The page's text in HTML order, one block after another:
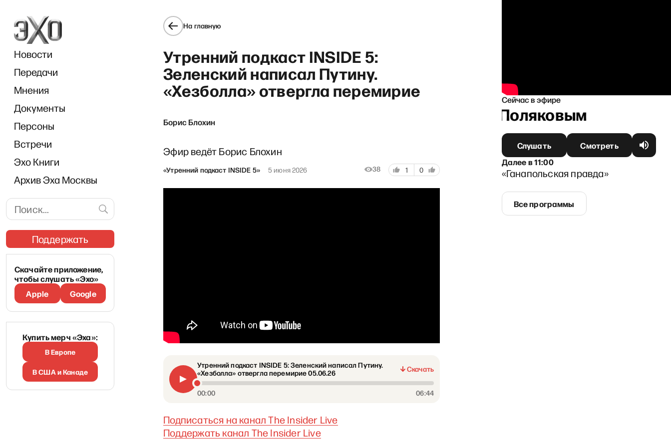
Новости
Передачи
Мнения
Документы
Персоны
Встречи
Эхо Книги
Архив Эха Москвы
Поддержать
Скачайте приложение,
чтобы слушать «Эхо»
Apple
Google
Купить мерч «Эха»:
В Европе
В США и Канаде
На главную
Утренний подкаст INSIDE 5:
Зеленский написал Путину.
«Хезболла» отвергла перемирие
Борис Блохин
Эфир ведёт Борис Блохин
«Утренний подкаст INSIDE 5» 5 июня 2026 38 1 0
Утренний подкаст INSIDE 5: Зеленский написал Путину.
«Хезболла» отвергла перемирие 05.06.26
Скачать
00:00 06:44
Подписаться на канал The Insider Live
Поддержать канал The Insider Live
Сейчас в эфире
Breakfast show с Максимом Поляковым
Слушать
Смотреть
Далеев11:00
«Ганапольская правда»
Все программы